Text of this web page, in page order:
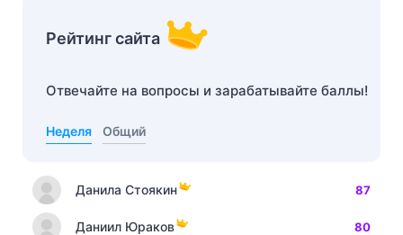
Рейтинг сайта
Отвечайте на вопросы и зарабатывайте баллы!
Неделя Общий
Данила Стоякин 87
Даниил Юраков 80